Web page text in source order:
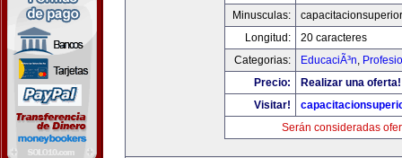
Minusculas:
Longitud:
20 caracteres
Categorias:
EducaciÃ³n,
Precio:
Realizar una oferta!
Visitar!
Serán consideradas